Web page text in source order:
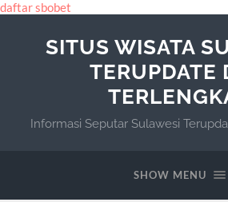
daftar sbobet
SITUS WISATA
TERUPDATE
Informasi Seputar Sulawesi
SHOW MENU